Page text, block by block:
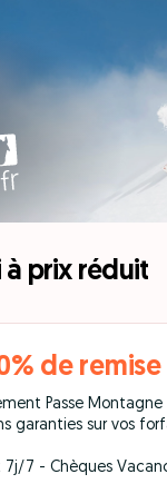
à prix réduit
de remise
Passe
garanties sur vos
7j/7 - Chèques